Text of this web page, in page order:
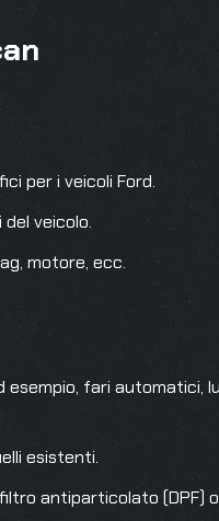
per i veicoli Ford.
veicolo.
motore, ecc.
fari automatici,
esistenti.
antiparticolato (DPF)